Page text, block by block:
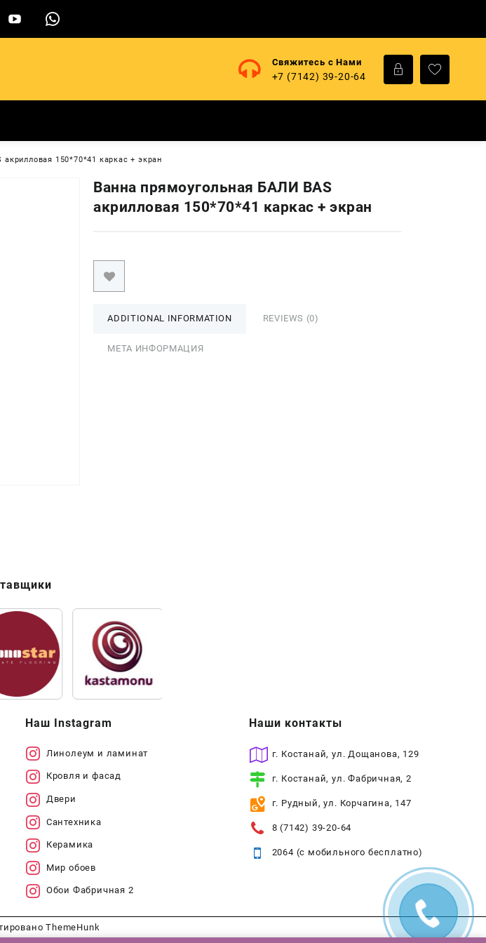
Свяжитесь с Нами
+7 (7142) 39-20-64
150*70*41 каркас + экран
Ванна прямоугольная БАЛИ BAS
акрилловая 150*70*41 каркас + экран
ADDITIONAL INFORMATION REVIEWS (0)
МЕТА ИНФОРМАЦИЯ
Наш Instagram
Линолеум и ламинат
Кровля и фасад
Двери
Сантехника
Керамика
Мир обоев
Обои Фабричная 2
Наши контакты
г. Костанай, ул. Дощанова, 129
г. Костанай, ул. Фабричная, 2
г. Рудный, ул. Корчагина, 147
8 (7142) 39-20-64
2064 (с мобильного бесплатно)
ThemeHunk